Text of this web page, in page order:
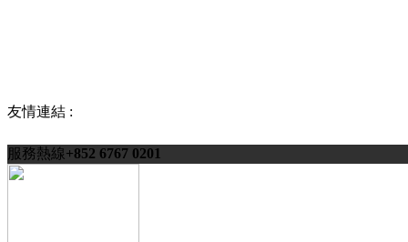
友情連結 :
服務熱線+852 6767 0201